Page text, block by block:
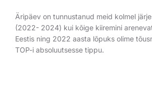
Äripäev on tunnustanud meid kolmel
(2022- 2024) kui kõige kiiremini
Eestis ning 2022 aasta lõpuks olime
TOP-i absoluutsesse tippu.